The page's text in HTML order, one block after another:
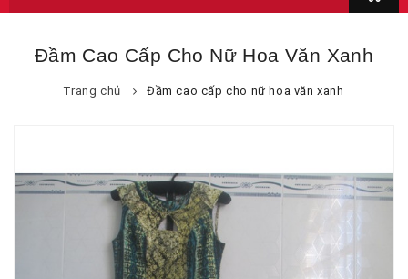
Đầm Cao Cấp Cho Nữ Hoa Văn Xanh
Trang chủ Đầm cao cấp cho nữ hoa văn xanh